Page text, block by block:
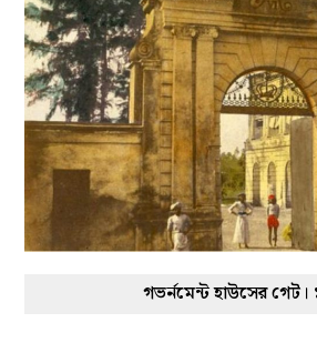
গভর্নমেন্ট হাউসের